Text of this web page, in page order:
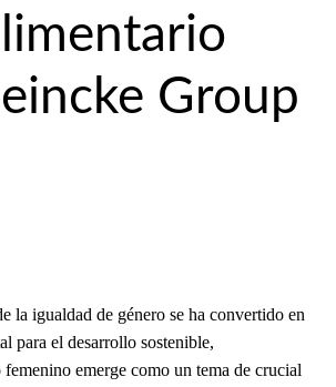
Group
la igualdad de género se ha convertido en
para el desarrollo sostenible,
emerge como un tema de crucial